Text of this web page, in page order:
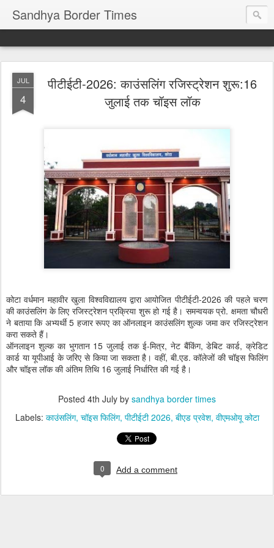
Sandhya Border Times
JUL
4
पीटीईटी-2026: काउंसलिंग रजिस्ट्रेशन शुरू:16
जुलाई तक चॉइस लॉक
कोटा वर्धमान महावीर खुला विश्वविद्यालय द्वारा आयोजित पीटीईटी-2026 की पहले चरण
की काउंसलिंग के लिए रजिस्ट्रेशन प्रक्रिया शुरू हो गई है। समन्वयक प्रो. क्षमता चौधरी
ने बताया कि अभ्यर्थी 5 हजार रूपए का ऑनलाइन काउंसलिंग शुल्क जमा कर रजिस्ट्रेशन
करा सकते हैं।
ऑनलाइन शुल्क का भुगतान 15 जुलाई तक ई-मित्र, नेट बैंकिंग, डेबिट कार्ड, क्रेडिट
कार्ड या यूपीआई के जरिए से किया जा सकता है। वहीं, बी.एड. कॉलेजों की चॉइस फिलिंग
और चॉइस लॉक की अंतिम तिथि 16 जुलाई निर्धारित की गई है।
Posted 4th July by sandhya border times
Labels: काउंसलिंग चॉइस फिलिंग पीटीईटी 2026 बीएड प्रवेश वीएमओयू कोटा
0 Add a comment